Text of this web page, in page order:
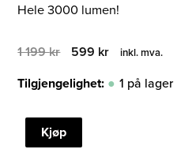
Hele 3000 lumen!
1 199kr
Opprinnelig
var:
1
599 kr
Nåværende
er:
599 kr.
inkl. mva.
Tilgjengelighet: 1 på lager
FENIX
C7
Kjøp